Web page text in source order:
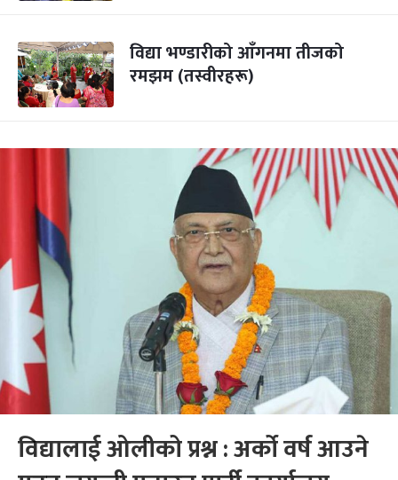
विद्या भण्डारीको आँगनमा तीजको
रमझम (तस्वीरहरू)
विद्यालाई ओलीको प्रश्न : अर्को वर्ष आउने